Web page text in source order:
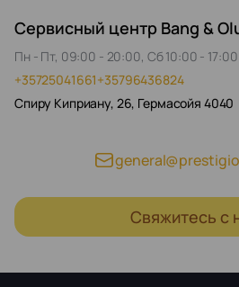
Сервисный центр Bang &
Пн - Пт, 09:00 - 20:00, Сб 10:00 - 17:00
+35725041661+35796436824
Спиру Киприану, 26, Гермасойя 4040
Свяжитесь с